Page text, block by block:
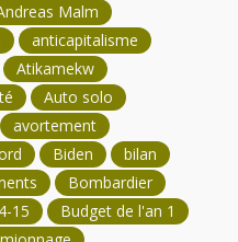
Malm
anticapitalisme
Atikamekw
Auto solo
avortement
Biden
bilan
Bombardier
15
Budget de l'an 1